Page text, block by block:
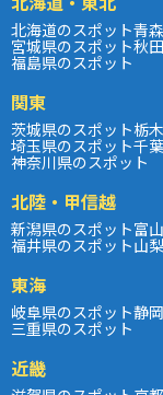
北海道のスポット青
宮城県のスポット秋
福島県のスポット
関東
茨城県のスポット栃
埼玉県のスポット千
神奈川県のスポット
北陸・甲信越
新潟県のスポット富
福井県のスポット山
東海
岐阜県のスポット静
三重県のスポット
近畿